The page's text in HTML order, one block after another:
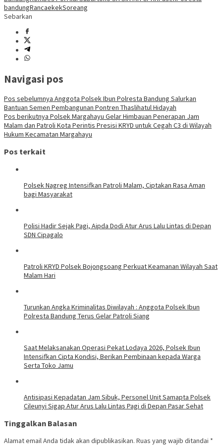
bandungRancaekekSoreang
Sebarkan
Navigasi pos
Pos sebelumnya Anggota Polsek Ibun Polresta Bandung Salurkan
Bantuan Semen Pembangunan Pontren Thaslihatul Hidayah
Pos berikutnya Polsek Margahayu Gelar Himbauan Penerapan Jam
Malam dan Patroli Kota Perintis Presisi KRYD untuk Cegah C3 di Wilayah
Hukum Kecamatan Margahayu
Pos terkait
Polsek Nagreg Intensifkan Patroli Malam, Ciptakan Rasa Aman
bagi Masyarakat
Polisi Hadir Sejak Pagi, Aipda Dodi Atur Arus Lalu Lintas di Depan
SDN Cipagalo
Patroli KRYD Polsek Bojongsoang Perkuat Keamanan Wilayah Saat
Malam Hari
Turunkan Angka Kriminalitas Diwilayah : Anggota Polsek Ibun
Polresta Bandung Terus Gelar Patroli Siang
Saat Melaksanakan Operasi Pekat Lodaya 2026, Polsek Ibun
Intensifkan Cipta Kondisi, Berikan Pembinaan kepada Warga
Serta Toko Jamu
Antisipasi Kepadatan Jam Sibuk, Personel Unit Samapta Polsek
Cileunyi Sigap Atur Arus Lalu Lintas Pagi di Depan Pasar Sehat
Tinggalkan Balasan
Alamat email Anda tidak akan dipublikasikan. Ruas yang wajib ditandai *